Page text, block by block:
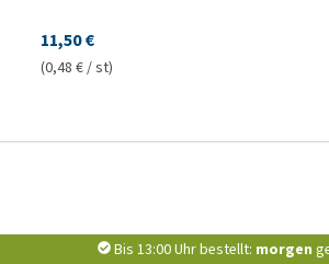
11,50 €
(0,48 € / st)
Bis 13:00 Uhr bestellt: morgen